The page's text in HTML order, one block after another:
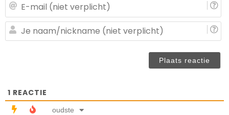
1 REACTIE
oudste